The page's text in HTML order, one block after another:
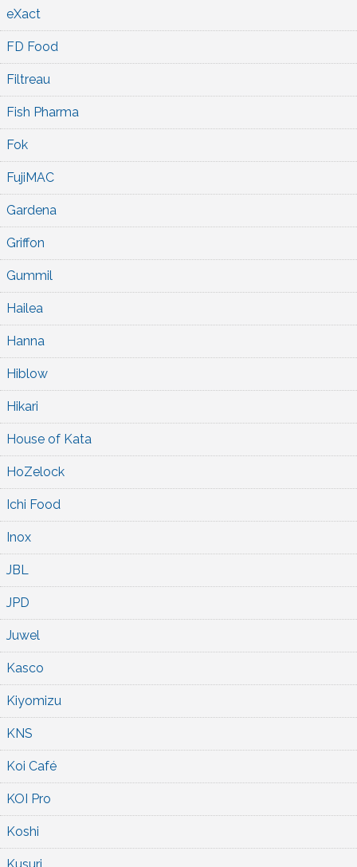
eXact
FD Food
Filtreau
Fish Pharma
Fok
FujiMAC
Gardena
Griffon
Gummil
Hailea
Hanna
Hiblow
Hikari
House of Kata
HoZelock
Ichi Food
Inox
JBL
JPD
Juwel
Kasco
Kiyomizu
KNS
Koi Café
KOI Pro
Koshi